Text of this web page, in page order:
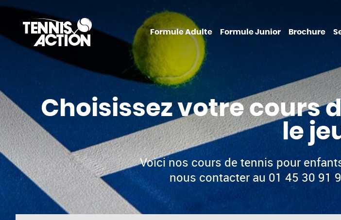
Formule Adulte Formule Junior Brochure
Choisissez votre cours
le
Voici nos cours de tennis pour
nous contacter au 01 45 30 91